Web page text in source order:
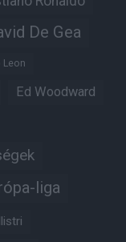
De Gea
Leon
Ed Woodward
liga